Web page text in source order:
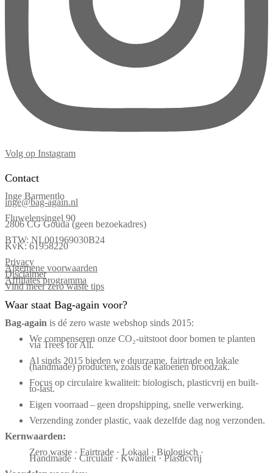
Volg op Instagram
Contact
Inge Barmentlo
inge@bag-again.nl
Fluwelensingel 90
2806 CG Gouda (geen bezoekadres)
BTW: NL001969030B24
KvK: 61958220
Privacy
Algemene voorwaarden
Disclaimer
Affiliates programma
Vind meer zero waste tips
Waar staat Bag-again voor?
Bag‑again is dé zero waste webshop sinds 2015:
We compenseren onze CO₂-uitstoot door bomen te planten
via Trees for All.
Al sinds 2015 bieden we duurzame, fairtrade en lokale
(handmade) producten, zoals de katoenen broodzak.
Focus op circulaire kwaliteit: biologisch, plasticvrij en built-
to-last.
Eigen voorraad – geen dropshipping, snelle verwerking.
Verzending zonder plastic, vaak dezelfde dag nog verzonden.
Kernwaarden:
Zero waste · Fairtrade · Lokaal · Biologisch ·
Handmade · Circulair · Kwaliteit · Plasticvrij